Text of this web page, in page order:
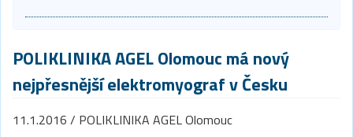
POLIKLINIKA AGEL Olomouc má nový
nejpřesnější elektromyograf v Česku
11.1.2016 / POLIKLINIKA AGEL Olomouc